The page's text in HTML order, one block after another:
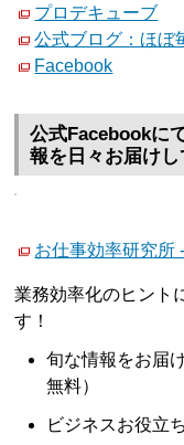
プロデキューブ
公式ブログ：ほぼ
Facebook
公式Facebookに
報を日々お届けし
お仕事効率研究所
業務効率化のヒント
す！
旬な情報をお届
無料）
ビジネスお役立